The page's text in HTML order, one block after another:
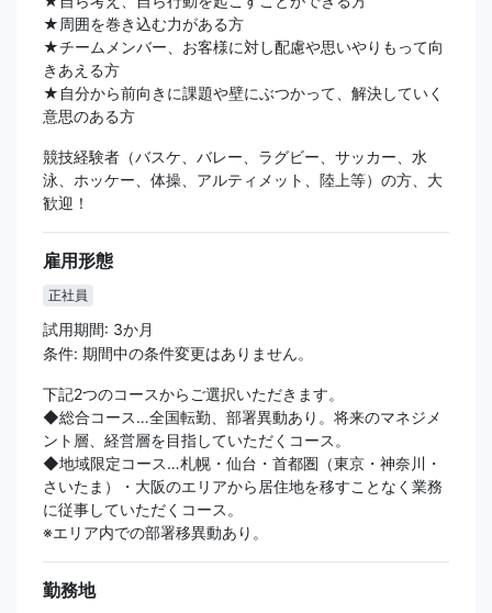
★周囲を巻き込む力がある方
★チームメンバー、お客様に対し配慮や思いやりもって向
きあえる方
★自分から前向きに課題や壁にぶつかって、解決していく
意思のある方
競技経験者（バスケ、バレー、ラグビー、サッカー、水
泳、ホッケー、体操、アルティメット、陸上等）の方、大
歓迎！
雇用形態
正社員
試用期間: 3か月
条件: 期間中の条件変更はありません。
下記2つのコースからご選択いただきます。
◆総合コース…全国転勤、部署異動あり。将来のマネジメ
ント層、経営層を目指していただくコース。
◆地域限定コース…札幌・仙台・首都圏（東京・神奈川・
さいたま）・大阪のエリアから居住地を移すことなく業務
に従事していただくコース。
※エリア内での部署移異動あり。
勤務地